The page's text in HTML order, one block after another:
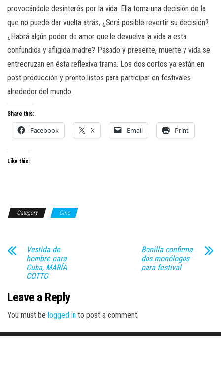
provocándole desinterés por la vida. Ella toma una decisión de la
que no puede dar vuelta atrás, ¿Será posible revertir su decisión?
¿Habrá algún poder de amor que le devuelva la vida a esta
confundida y afligida madre? Pasado y presente, muerte y vida se
entrecruzan en ésta reflexiva trama. Los dos cortos ya están en
post producción y pronto listos para participar en festivales
alrededor del mundo.
Share this:
Facebook X Email Print
Like this:
Category Cine
Vestida de
hombre para
Cuba, MARÍA
COTTO
Bonilla confirma
dos monólogos
para festival
Leave a Reply
You must be logged in to post a comment.